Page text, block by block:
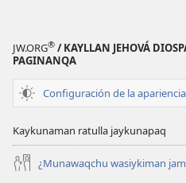
JW.ORG® / KAYLLAN JEHOVÁ
PAGINANQA
Configuración de la apariencia
Kaykunaman ratulla jaykunapaq
¿Munawaqchu wasiykiman